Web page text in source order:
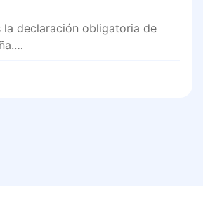
la declaración obligatoria de